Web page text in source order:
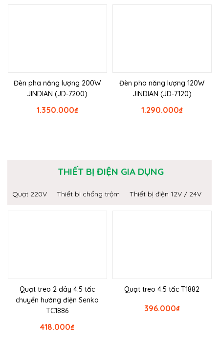
Đèn pha năng lượng 200W
JINDIAN (JD-7200)
₫
1.350.000
Đèn pha năng lượng 120W
JINDIAN (JD-7120)
₫
1.290.000
THIẾT BỊ ĐIỆN GIA DỤNG
Quạt 220V Thiết bị chống trộm Thiết bị điện 12V / 24V
Quạt treo 2 dây 4.5 tấc
chuyển hướng điện Senko
TC1886
₫
418.000
Quạt treo 4.5 tấc T1882
₫
396.000